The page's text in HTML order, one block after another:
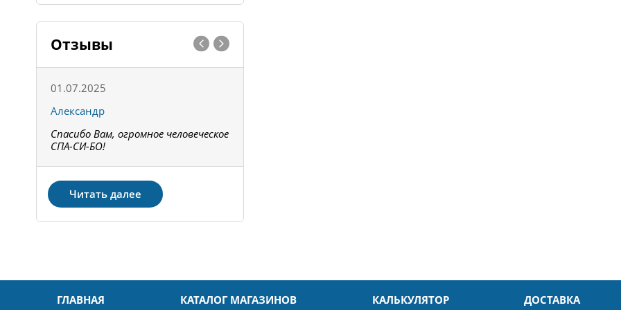
Отзывы
01.07.2025
Александр
Спасибо Вам, огромное человеческое
СПА-СИ-БО!
Читать далее
ГЛАВНАЯ КАТАЛОГ МАГАЗИНОВ КАЛЬКУЛЯТОР ДОСТАВКА